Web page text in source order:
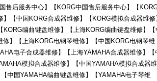
售后服务中心】【KORG中国售后服务中心】【
【中国KORG合成器维修】【KORG模拟合成器维修
编曲键盘维修】【上海KORG编曲键盘维修】【
】【上海KORG电钢琴维修】【中国KORG电钢琴维
电子合成器维修】【上海YAMAHA合成器维修】【
模拟合成器维修】【中国YAMAHA模拟合成器维
中国YAMAHA编曲键盘维修】【YAMAHA电子琴维